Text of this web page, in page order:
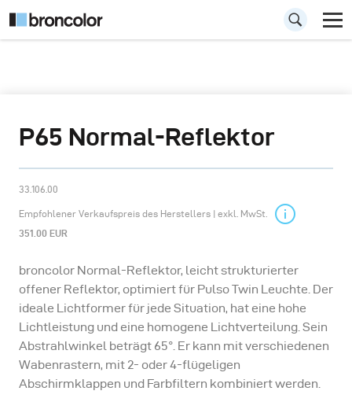
P65 Normal-Reflektor
33.106.00
Empfohlener Verkaufspreis des Herstellers | exkl. MwSt.
351.00 EUR
broncolor Normal-Reflektor, leicht strukturierter
offener Reflektor, optimiert für Pulso Twin Leuchte. Der
ideale Lichtformer für jede Situation, hat eine hohe
Lichtleistung und eine homogene Lichtverteilung. Sein
Abstrahlwinkel beträgt 65°. Er kann mit verschiedenen
Wabenrastern, mit 2- oder 4-flügeligen
Abschirmklappen und Farbfiltern kombiniert werden.